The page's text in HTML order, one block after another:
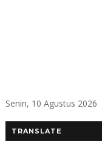
Senin, 10 Agustus 2026
TRANSLATE